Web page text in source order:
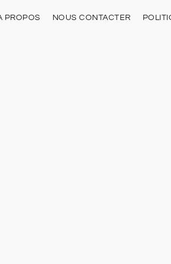
PROPOS NOUS CONTACTER